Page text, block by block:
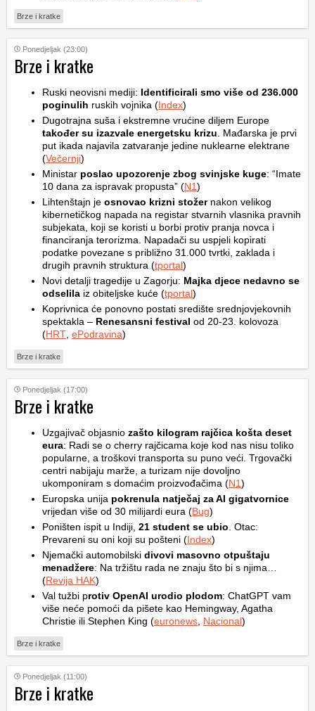
Brze i kratke
Ponedjeljak (23:00)
Brze i kratke
Ruski neovisni mediji: Identificirali smo više od 236.000
poginulih ruskih vojnika (Index)
Dugotrajna suša i ekstremne vrućine diljem Europe
također su izazvale energetsku krizu . Mađarska je prvi
put ikada najavila zatvaranje jedine nuklearne elektrane
(Večernji)
Ministar poslao upozorenje zbog svinjske kuge: “Imate
10 dana za ispravak propusta” (N1)
Lihtenštajn je osnovao krizni stožernakon velikog
kibernetičkog napada na registar stvarnih vlasnika pravnih
subjekata, koji se koristi u borbi protiv pranja novca i
financiranja terorizma. Napadači su uspjeli kopirati
podatke povezane s približno 31.000 tvrtki, zaklada i
drugih pravnih struktura (tportal)
Novi detalji tragedije u Zagorju: Majka djece nedavno se
odselila iz obiteljske kuće (tportal)
Koprivnica će ponovno postati središte srednjovjekovnih
spektakla – Renesansni festival od 20-23. kolovoza
(HRT ePodravina)
Brze i kratke
Ponedjeljak (17:00)
Brze i kratke
Uzgajivač objasnio zašto kilogram rajčica košta deset
eura: Radi se o cherry rajčicama koje kod nas nisu toliko
popularne, a troškovi transporta su puno veći. Trgovački
centri nabijaju marže, a turizam nije dovoljno
ukomponiram s domaćim proizvođačima (N1)
Europska unija pokrenula natječaj za AI gigatvornice
vrijedan više od 30 milijardi eura (Bug)
Poništen ispit u Indiji, 21 student se ubio . Otac:
Prevareni su oni koji su pošteni (Index)
Njemački automobilski divovi masovno otpuštaju
menadžere: Na tržištu rada ne znaju što bi s njima…
(Revija HAK)
Val tužbi protiv OpenAI urodio plodom: ChatGPT vam
više neće pomoći da pišete kao Hemingway, Agatha
Christie ili Stephen King (euronews Nacional)
Brze i kratke
Ponedjeljak (11:00)
Brze i kratke